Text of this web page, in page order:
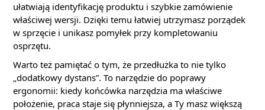
ułatwiają identyfikację produktu i szybkie zamówienie
właściwej wersji. Dzięki temu łatwiej utrzymasz porządek
w sprzęcie i unikasz pomyłek przy kompletowaniu
osprzętu.
Warto też pamiętać o tym, że przedłużka to nie tylko
„dodatkowy dystans”. To narzędzie do poprawy
ergonomii: kiedy końcówka narzędzia ma właściwe
położenie, praca staje się płynniejsza, a Ty masz większą